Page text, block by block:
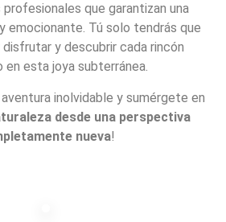
que garantizan una
emocionante. Tú solo tendrás que
y descubrir cada rincón
en esta joya subterránea.
inolvidable y sumérgete en
desde una perspectiva
nueva!